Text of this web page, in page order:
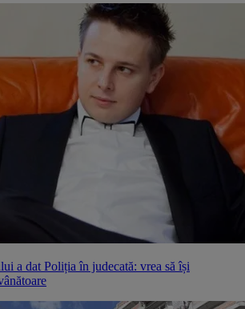
a dat Poliția în judecată: vrea să își